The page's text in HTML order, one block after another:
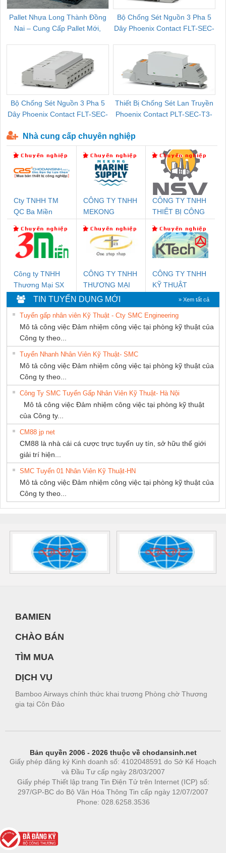
Pallet Nhựa Long Thành Đồng
Nai – Cung Cấp Pallet Mới,
Bộ Chống Sét Nguồn 3 Pha 5
Dây Phoenix Contact FLT-SEC-
Bộ Chống Sét Nguồn 3 Pha 5
Dây Phoenix Contact FLT-SEC-
Thiết Bị Chống Sét Lan Truyền
Phoenix Contact PLT-SEC-T3-
Nhà cung cấp chuyên nghiệp
Cty TNHH TM
QC Ba Miền
CÔNG TY TNHH
MEKONG
SUPPLY
CÔNG TY TNHH
THIẾT BỊ CÔNG
SETSUBI VIỆT
NAM
Công ty TNHH
Thương Mại SX
Ba Miền
CÔNG TY TNHH
THƯƠNG MẠI
THIÊN ÂN VIỆT
NAM
CÔNG TY TNHH
KỸ THUẬT
KTECH VIỆT
NAM
TIN TUYỂN DỤNG MỚI » Xem tất cả
Tuyển gấp nhân viên Kỹ Thuật - Cty SMC Engineering
Mô tả công việc Đảm nhiệm công việc tại phòng kỹ thuật của
Công ty theo...
Tuyển Nhanh Nhân Viên Kỹ Thuật- SMC
Mô tả công việc Đảm nhiệm công việc tại phòng kỹ thuật của
Công ty theo...
Công Ty SMC Tuyển Gấp Nhân Viên Kỹ Thuật- Hà Nội
Mô tả công việc Đảm nhiệm công việc tại phòng kỹ thuật
của Công ty...
CM88 jp net
CM88 là nhà cái cá cược trực tuyến uy tín, sở hữu thế giới
giải trí hiện...
SMC Tuyển 01 Nhân Viên Kỹ Thuật-HN
Mô tả công việc Đảm nhiệm công việc tại phòng kỹ thuật của
Công ty theo...
BAMIEN
CHÀO BÁN
TÌM MUA
DỊCH VỤ
Bamboo Airways chính thức khai trương Phòng chờ Thương
gia tại Côn Đảo
Bản quyền 2006 - 2026 thuộc về chodansinh.net
Giấy phép đăng ký Kinh doanh số: 4102048591 do Sở Kế Hoạch
và Đầu Tư cấp ngày 28/03/2007
Giấy phép Thiết lập trang Tin Điện Tử trên Internet (ICP) số:
297/GP-BC do Bộ Văn Hóa Thông Tin cấp ngày 12/07/2007
Phone: 028.6258.3536